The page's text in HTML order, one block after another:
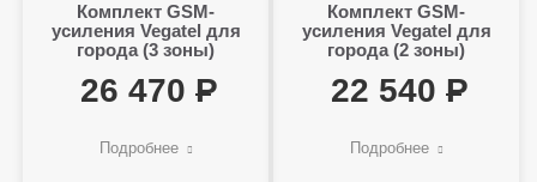
Комплект GSM-
усиления Vegatel для
города (3 зоны)
26 470
Подробнее
Комплект GSM-
усиления Vegatel для
города (2 зоны)
22 540
Подробнее